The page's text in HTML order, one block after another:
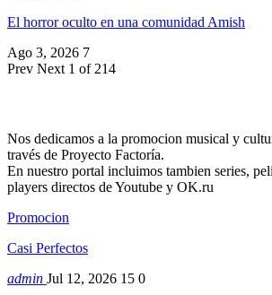
El horror oculto en una comunidad Amish
Ago 3, 2026 7
Prev Next 1 of 214
Nos dedicamos a la promocion musical y
través de Proyecto Factoría.
En nuestro portal incluimos tambien series,
players directos de Youtube y OK.ru
Promocion
Casi Perfectos
admin Jul 12, 2026 15 0